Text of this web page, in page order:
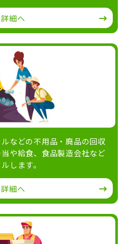
詳細へ
などの不用品・廃品の回収
や給食、食品製造会社など
します。
詳細へ